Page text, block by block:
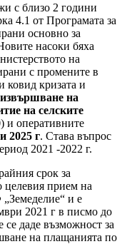
с близо 2 години
4.1 от Програмата за
основно за
насоки бяха
на
с промените в
ковид кризата и
на
на селските
и оперативните
2025 г. Става въпрос
2021 -2022 г.
срок за
целевия прием на
и е
2021 г в писмо до
даде възможност за
на плащанията по